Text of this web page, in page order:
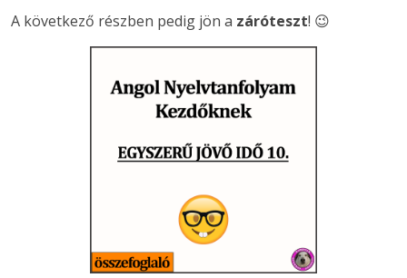
A következő részben pedig jön a záróteszt! 😉